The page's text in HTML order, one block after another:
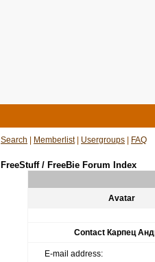
Search Memberlist| Usergroups FAQ
FreeStuff / FreeBie Forum Index
Avatar
Contact Карпец
E-mail address: